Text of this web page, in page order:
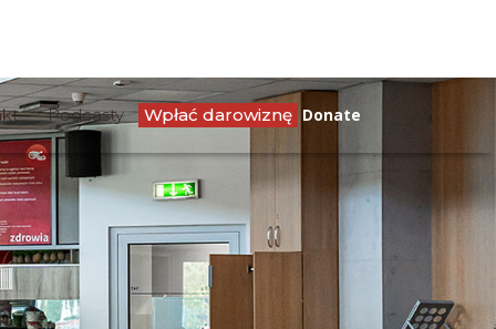
Podcasty Wpłać darowiznę Donate